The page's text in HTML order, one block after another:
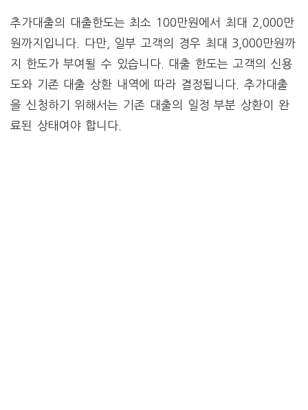
추가대출의 대출한도는 최소 100만원에서 최대 2,000만
원까지입니다. 다만, 일부 고객의 경우 최대 3,000만원까
지 한도가 부여될 수 있습니다. 대출 한도는 고객의 신용
도와 기존 대출 상환 내역에 따라 결정됩니다. 추가대출
을 신청하기 위해서는 기존 대출의 일정 부분 상환이 완
료된 상태여야 합니다.